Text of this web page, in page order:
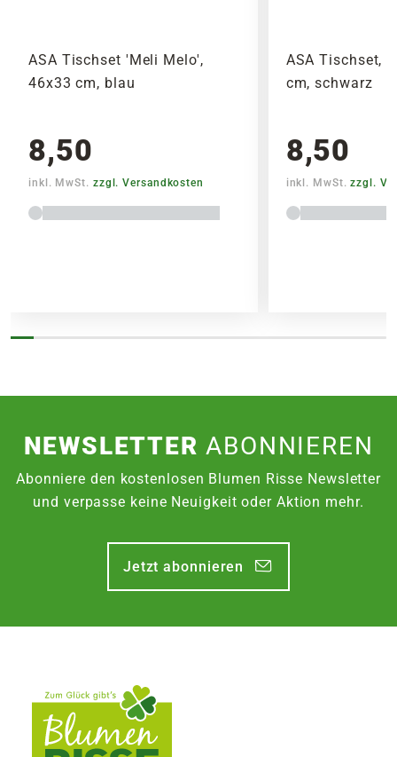
ASA Tischset 'Meli Melo',
46x33 cm, blau
8,50
inkl. MwSt. zzgl. Versandkosten
ASA Tischset,
cm, schwarz
8,50
inkl. MwSt.zzgl.
NEWSLETTERABONNIEREN
Abonniere den kostenlosen Blumen Risse Newsletter
und verpasse keine Neuigkeit oder Aktion mehr.
Jetzt abonnieren